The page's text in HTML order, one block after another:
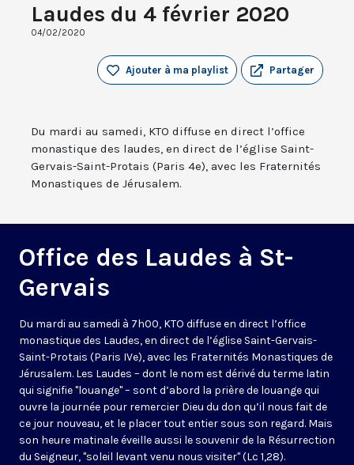
Laudes du 4 février 2020
04/02/2020
Partager
Ajouter à ma playlist
Du mardi au samedi, KTO diffuse en direct l’office
monastique des laudes, en direct de l’église Saint-
Gervais-Saint-Protais (Paris 4e), avec les Fraternités
Monastiques de Jérusalem.
Office des Laudes à St-
Gervais
Du mardi au samedi à 7h00, KTO diffuse en direct l’office
monastique des Laudes, en direct de l’église Saint-Gervais-
Saint-Protais (Paris IVe), avec les Fraternités Monastiques de
Jérusalem. Les Laudes – dont le nom est dérivé du terme latin
qui signifie "louange" – sont d’abord la prière de louange qui
ouvre la journée pour remercier Dieu du don qu’il nous fait de
ce jour nouveau, et le placer tout entier sous son regard. Mais
son heure matinale éveille aussi le souvenir de la Résurrection
du Seigneur, "soleil levant venu nous visiter" (Lc 1,28).